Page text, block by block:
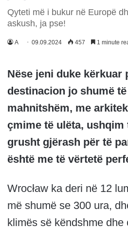
Qyteti më i bukur në Europë
askush, ja pse!
A 09.09.2024 457 1 minute
Nëse jeni duke kërkuar
destinacion jo shumë
mahnitshëm, me
çmime të ulëta, ushqim
grusht gjërash për të
është me të vërtetë
Wrocław ka deri në 12
më shumë se 300 ura,
klimës së këndshme dhe